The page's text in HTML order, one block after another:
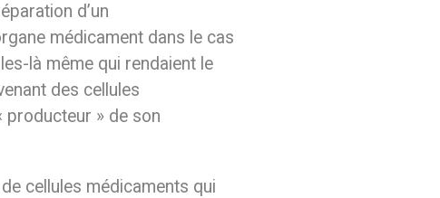
d’un
médicament dans le cas
là même qui rendaient le
des cellules
producteur » de son
de cellules médicaments qui